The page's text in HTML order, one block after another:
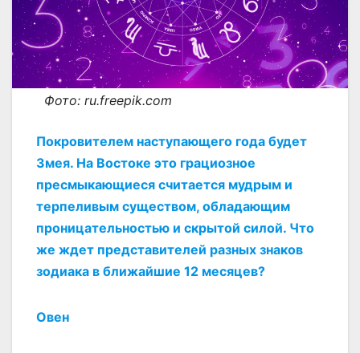
Фото: ru.freepik.com
Покровителем наступающего года будет
Змея. На Востоке это грациозное
пресмыкающиеся считается мудрым и
терпеливым существом, обладающим
проницательностью и скрытой силой. Что
же ждет представителей разных знаков
зодиака в ближайшие 12 месяцев?
Овен